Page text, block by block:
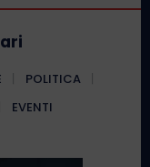
POLITICA
EVENTI